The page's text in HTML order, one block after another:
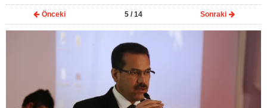
Önceki 5/ 14 Sonraki